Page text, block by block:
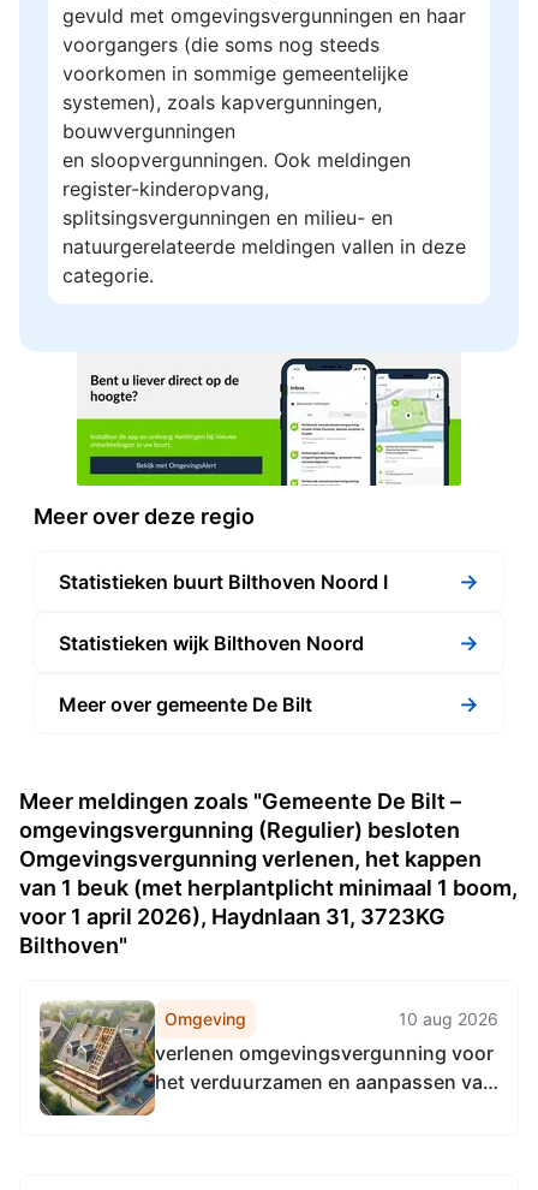
gevuld met omgevingsvergunningen en haar
voorgangers (die soms nog steeds
voorkomen in sommige gemeentelijke
systemen), zoals kapvergunningen,
bouwvergunningen
en sloopvergunningen. Ook meldingen
register-kinderopvang,
splitsingsvergunningen en milieu- en
natuurgerelateerde meldingen vallen in deze
categorie.
Meer over deze regio
Statistieken buurt Bilthoven Noord I →
Statistieken wijk Bilthoven Noord →
Meer over gemeente De Bilt →
Meer meldingen zoals "Gemeente De Bilt –
omgevingsvergunning (Regulier) besloten
Omgevingsvergunning verlenen, het kappen
van 1 beuk (met herplantplicht minimaal 1 boom,
voor 1 april 2026), Haydnlaan 31, 3723KG
Bilthoven"
Omgeving 10 aug 2026
verlenen omgevingsvergunning voor
het verduurzamen en aanpassen van